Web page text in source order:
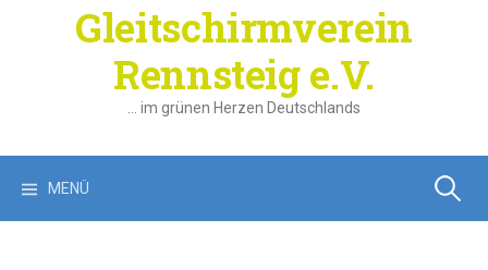
Gleitschirmverein
Rennsteig e.V.
… im grünen Herzen Deutschlands
MENÜ Suchen